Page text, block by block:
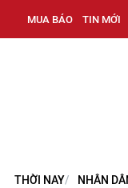
MUA BÁO TIN MỚI
THỜI NAY NHÂN